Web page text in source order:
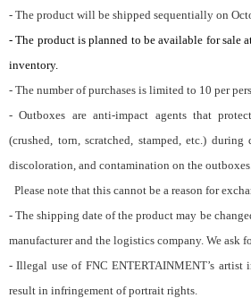
- The product will be shipped sequentially on
- The product is planned to be available for sale
inventory.
- The number of purchases is limited to 10 per
- Outboxes are anti-impact agents that
(crushed, torn, scratched, stamped, etc.)
discoloration, and contamination on the
Please note that this cannot be a reason for
- The shipping date of the product may be
manufacturer and the logistics company. We ask
- Illegal use of FNC ENTERTAINMENT’s artist
result in infringement of portrait rights.